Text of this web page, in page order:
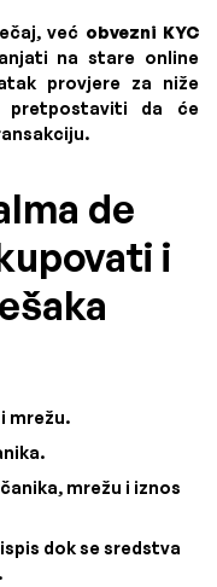
već obvezni KYC
na stare online
provjere za niže
pretpostaviti da će
de
i
mrežu.
mrežu i iznos
dok se sredstva